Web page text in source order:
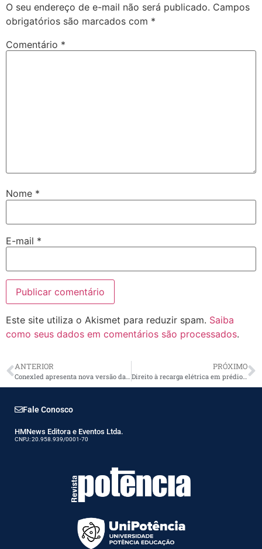
O seu endereço de e-mail não será publicado. Campos
obrigatórios são marcados com *
Comentário *
Nome *
E-mail *
Este site utiliza o Akismet para reduzir spam. Saiba
como seus dados em comentários são processados.
ANTERIOR
Conexled apresenta nova versão da linha CLG com avanços em engenharia e desempenho
PRÓXIMO
Direito à recarga elétrica em prédios no estado de São Paulo: o que é importante saber antes de fazer
Fale Conosco
HMNews Editora e Eventos Ltda.
CNPJ: 20.958.939/0001-70